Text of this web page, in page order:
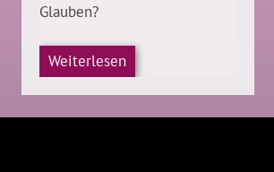
Glauben?
Weiterlesen